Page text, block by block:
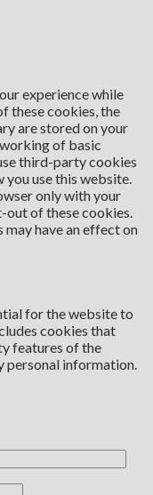
experience while
these cookies, the
are stored on your
of basic
third-party cookies
you use this website.
only with your
out of these cookies.
have an effect on
for the website to
cookies that
features of the
personal information.